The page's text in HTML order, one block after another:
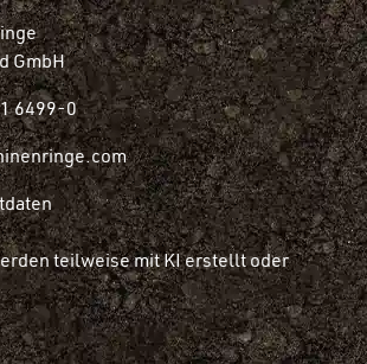
GmbH
6499-0
teilweise mit KI erstellt oder